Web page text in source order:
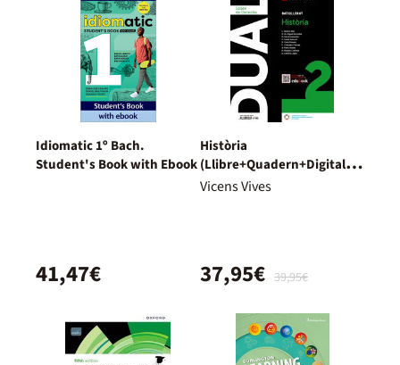
Idiomatic 1º Bach.
Student's Book with Ebook
41,47€
Història
(Llibre+Quadern+Digital)
Dual
Vicens Vives
39,95€
37,95€